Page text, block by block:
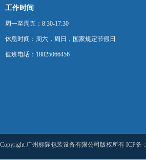
工作时间
周一至周五：8:30-17:30
休息时间：周六，周日，国家规定节假日
值班电话：18825066456
Copyright 广州标际包装设备有限公司版权所有 ICP备：